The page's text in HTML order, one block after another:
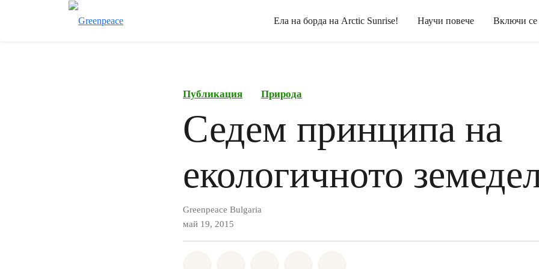
Ела на борда на Arctic Sunrise! Научи повече Включи се
Публикация Природа
Седем принципа на
екологичното
Greenpeace Bulgaria
май 19, 2015